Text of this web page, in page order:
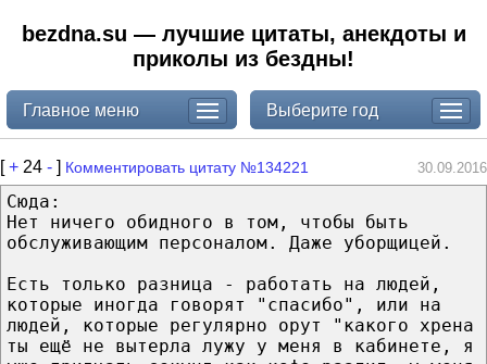
bezdna.su — лучшие цитаты, анекдоты и
приколы из бездны!
Главное меню Выберите год
[+ 24 - ] Комментировать цитату №134221 30.09.2016
Сюда:
Нет ничего обидного в том, чтобы быть
обслуживающим персоналом. Даже уборщицей.
Есть только разница - работать на людей,
которые иногда говорят "спасибо", или на
людей, которые регулярно орут "какого хрена
ты ещё не вытерла лужу у меня в кабинете, я